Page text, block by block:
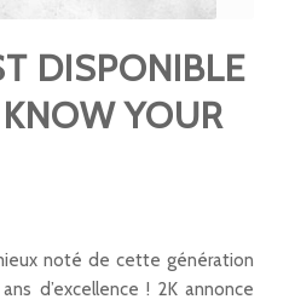
DISPONIBLE
YOUR
noté de cette génération
d’excellence ! 2K annonce